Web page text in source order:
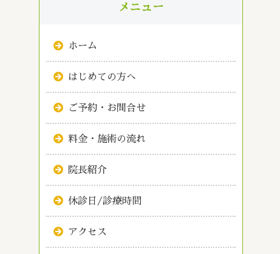
メニュー
ホーム
はじめての方へ
ご予約・お問合せ
料金・施術の流れ
院長紹介
休診日/診療時間
アクセス